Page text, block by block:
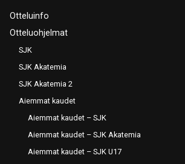
Otteluinfo
Otteluohjelmat
SJK
SJK Akatemia
SJK Akatemia 2
Aiemmat kaudet
Aiemmat kaudet – SJK
Aiemmat kaudet – SJK Akatemia
Aiemmat kaudet – SJK U17